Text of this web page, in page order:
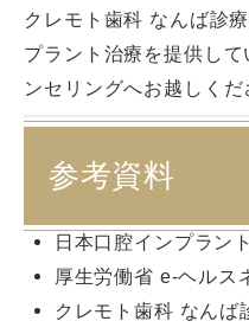
クレモト歯科 なんば診
プラント治療を提供し
ンセリングへお越しくだ
参考資料
日本口腔インプラン
厚生労働省 e-ヘルス
クレモト歯科 なんば